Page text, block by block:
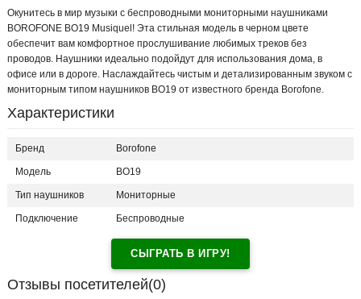
Окунитесь в мир музыки с беспроводными мониторными наушниками
BOROFONE BO19 Musiquel! Эта стильная модель в черном цвете
обеспечит вам комфортное прослушивание любимых треков без
проводов. Наушники идеально подойдут для использования дома, в
офисе или в дороге. Наслаждайтесь чистым и детализированным звуком с
мониторным типом наушников BO19 от известного бренда Borofone.
Характеристики
Бренд Borofone
Модель BO19
Тип наушников Мониторные
Подключение Беспроводные
СЫГРАТЬ В ИГРУ!
Отзывы посетителей(0)